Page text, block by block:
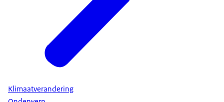
Klimaatverandering